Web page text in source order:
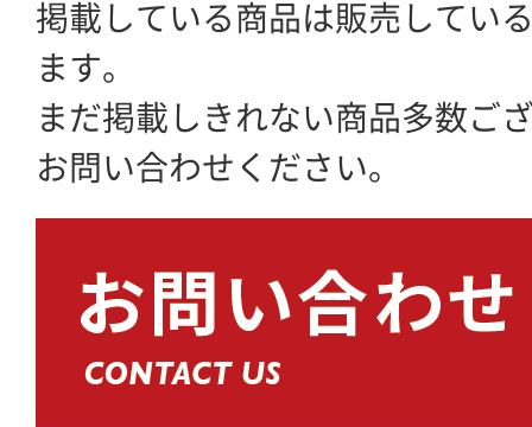
掲載している商品は販売してい
ます。
まだ掲載しきれない商品多数ご
お問い合わせください。